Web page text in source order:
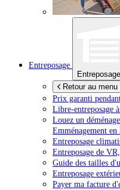
Entreposage
Entreposage
Retour au menu
Prix garanti
Libre-entreposage à
Louez un
Emménagement
Entreposage
Entreposage de
Guide des tailles
Entreposage
Payer ma facture